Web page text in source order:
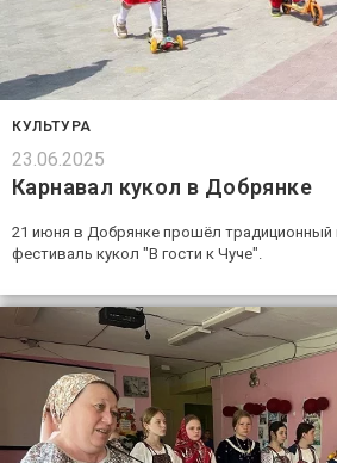
КУЛЬТУРА
23.06.2025
Карнавал кукол в Добрянке
21 июня в Добрянке прошёл традиционный
фестиваль кукол "В гости к Чуче".